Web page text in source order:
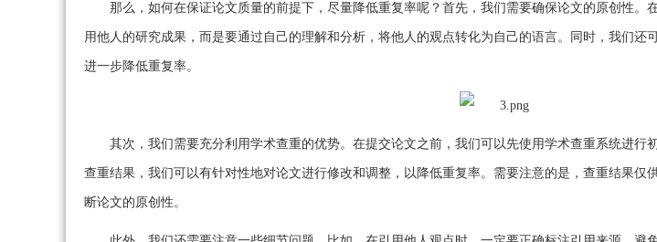
那么，如何在保证论文质量的前提下，尽量降低重复率呢？首先，我们需要确保论文的原创性。
用他人的研究成果，而是要通过自己的理解和分析，将他人的观点转化为自己的语言。同时，我们还
进一步降低重复率。
其次，我们需要充分利用学术查重的优势。在提交论文之前，我们可以先使用学术查重系统进行
查重结果，我们可以有针对性地对论文进行修改和调整，以降低重复率。需要注意的是，查重结果仅
断论文的原创性。